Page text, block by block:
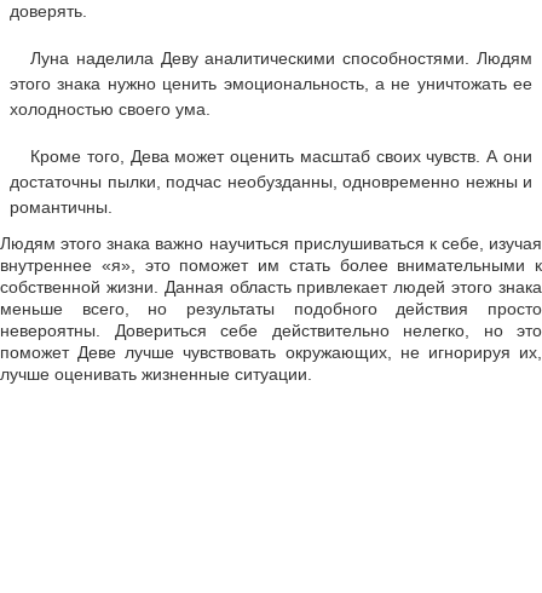
доверять.
Луна наделила Деву аналитическими способностями. Людям
этого знака нужно ценить эмоциональность, а не уничтожать ее
холодностью своего ума.
Кроме того, Дева может оценить масштаб своих чувств. А они
достаточны пылки, подчас необузданны, одновременно нежны и
романтичны.
Людям этого знака важно научиться прислушиваться к себе, изучая
внутреннее «я», это поможет им стать более внимательными к
собственной жизни. Данная область привлекает людей этого знака
меньше всего, но результаты подобного действия просто
невероятны. Довериться себе действительно нелегко, но это
поможет Деве лучше чувствовать окружающих, не игнорируя их,
лучше оценивать жизненные ситуации.